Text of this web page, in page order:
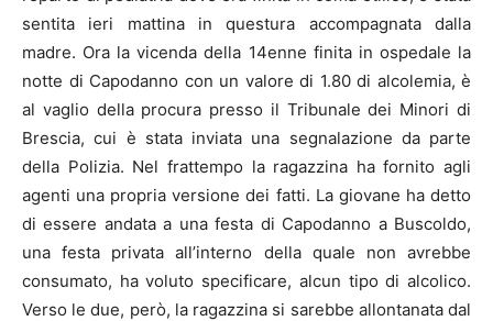
sentita ieri mattina in questura accompagnata dalla
madre. Ora la vicenda della 14enne finita in ospedale la
notte di Capodanno con un valore di 1.80 di alcolemia, è
al vaglio della procura presso il Tribunale dei Minori di
Brescia, cui è stata inviata una segnalazione da parte
della Polizia. Nel frattempo la ragazzina ha fornito agli
agenti una propria versione dei fatti. La giovane ha detto
di essere andata a una festa di Capodanno a Buscoldo,
una festa privata all’interno della quale non avrebbe
consumato, ha voluto specificare, alcun tipo di alcolico.
Verso le due, però, la ragazzina si sarebbe allontanata dal